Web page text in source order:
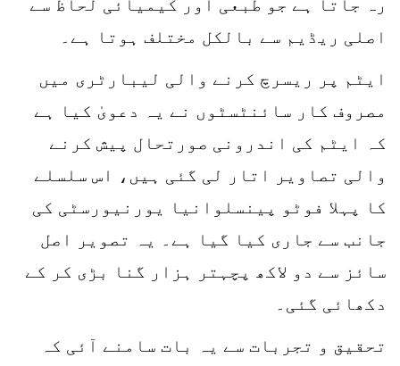
رہ جاتا ہے جو طبعی اور کیمیائی لحاظ سے
اصلی ریڈیم سے بالکل مختلف ہوتا ہے۔
ایٹم پر ریسرچ کرنے والی لیبارٹری میں
مصروف کار سائنٹسٹوں نے یہ دعویٰ کیا ہے
کہ ایٹم کی اندرونی صورتحال پیش کرنے
والی تصاویر اتار لی گئی ہیں، اس سلسلے
کا پہلا فوٹو پینسلوانیا یورنیورسٹی کی
جانب سے جاری کیا گیا ہے۔ یہ تصویر اصل
سائز سے دو لاکھ پچہتر ہزار گنا بڑی کر کے
دکھائی گئی۔
تحقیق و تجربات سے یہ بات سامنے آئی کہ